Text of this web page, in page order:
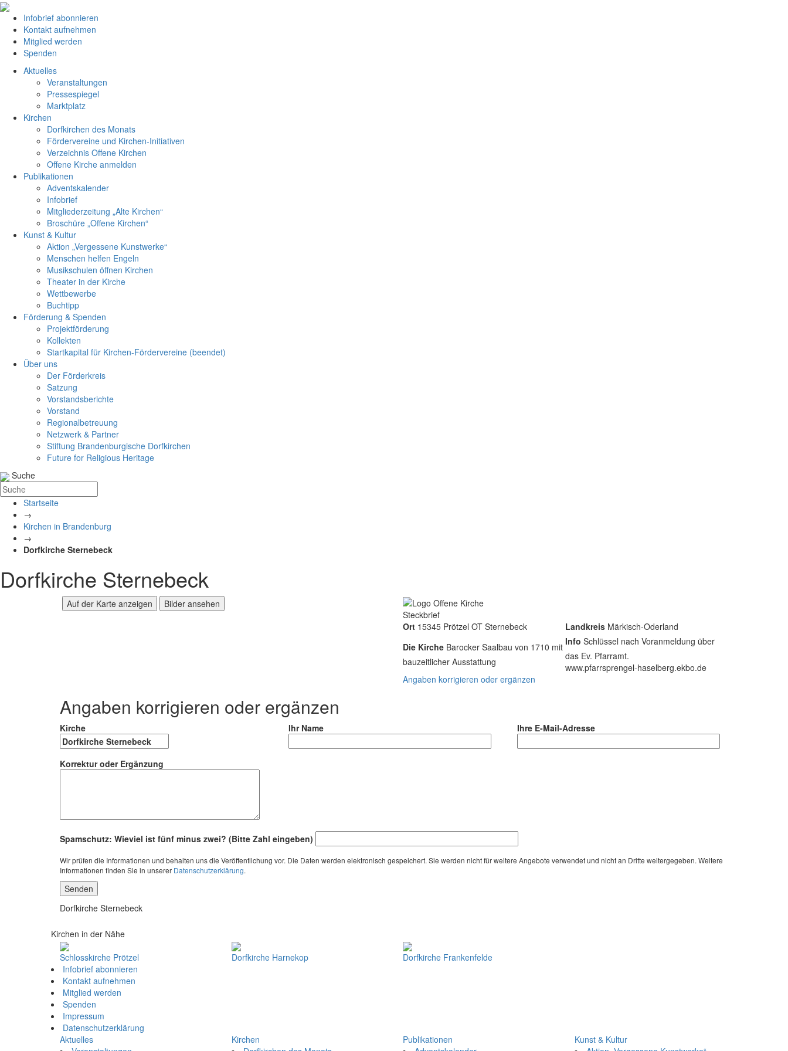
Infobrief abonnieren
Kontakt aufnehmen
Mitglied werden
Spenden
Aktuelles
Veranstaltungen
Pressespiegel
Marktplatz
Kirchen
Dorfkirchen des Monats
Fördervereine und Kirchen-Initiativen
Verzeichnis Offene Kirchen
Offene Kirche anmelden
Publikationen
Adventskalender
Infobrief
Mitgliederzeitung „Alte Kirchen“
Broschüre „Offene Kirchen“
Kunst & Kultur
Aktion „Vergessene Kunstwerke“
Menschen helfen Engeln
Musikschulen öffnen Kirchen
Theater in der Kirche
Wettbewerbe
Buchtipp
Förderung & Spenden
Projektförderung
Kollekten
Startkapital für Kirchen-Fördervereine (beendet)
Über uns
Der Förderkreis
Satzung
Vorstandsberichte
Vorstand
Regionalbetreuung
Netzwerk & Partner
Stiftung Brandenburgische Dorfkirchen
Future for Religious Heritage
Suche
Startseite
→
Kirchen in Brandenburg
→
Dorfkirche Sternebeck
Dorfkirche Sternebeck
Auf der Karte anzeigen
Bilder ansehen
Steckbrief
Ort 15345 Prötzel OT Sternebeck Landkreis Märkisch-Oderland
Die Kirche Barocker Saalbau von 1710 mit
bauzeitlicher Ausstattung
Info Schlüssel nach Voranmeldung über
das Ev. Pfarramt.
www.pfarrsprengel-haselberg.ekbo.de
Angaben korrigieren oder ergänzen
Angaben korrigieren oder ergänzen
Kirche Ihr Name Ihre E-Mail-Adresse
Korrektur oder Ergänzung
Bitte lasse dieses Feld leer.
Spamschutz: Wieviel ist fünf minus zwei? (Bitte Zahl eingeben)
Wir prüfen die Informationen und behalten uns die Veröffentlichung vor. Die Daten werden elektronisch gespeichert. Sie werden nicht für weitere Angebote verwendet und nicht an Dritte weitergegeben. Weitere
Informationen finden Sie in unserer Datenschutzerklärung.
Dorfkirche Sternebeck
Kirchen in der Nähe
Schlosskirche Prötzel Dorfkirche Harnekop
Dorfkirche Frankenfelde
Infobrief abonnieren
Kontakt aufnehmen
Mitglied werden
Spenden
Impressum
Datenschutzerklärung
Aktuelles
Kirchen
Publikationen
Kunst & Kultur